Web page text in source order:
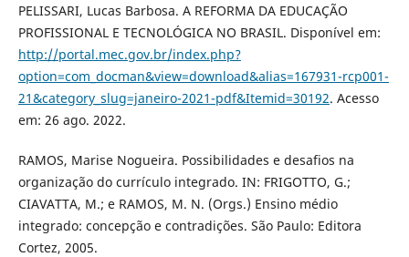
PELISSARI, Lucas Barbosa. A REFORMA DA EDUCAÇÃO
PROFISSIONAL E TECNOLÓGICA NO BRASIL. Disponível em:
http://portal.mec.gov.br/index.php?
option=com_docman&view=download&alias=167931-rcp001-
21&category_slug=janeiro-2021-pdf&Itemid=30192. Acesso
em: 26 ago. 2022.
RAMOS, Marise Nogueira. Possibilidades e desafios na
organização do currículo integrado. IN: FRIGOTTO, G.;
CIAVATTA, M.; e RAMOS, M. N. (Orgs.) Ensino médio
integrado: concepção e contradições. São Paulo: Editora
Cortez, 2005.